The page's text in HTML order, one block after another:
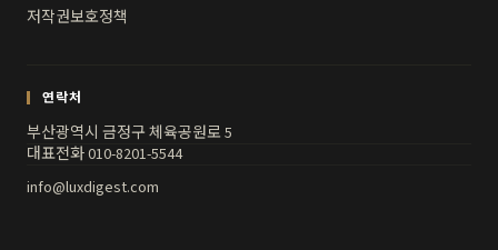
저작권보호정책
연락처
부산광역시 금정구 체육공원로 5
대표전화 010-8201-5544
info@luxdigest.com